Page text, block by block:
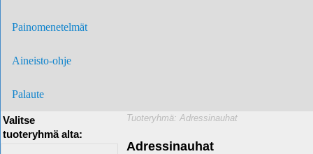
Painomenetelmät
Aineisto-ohje
Palaute
Valitse
tuoteryhmä alta:
Tuoteryhmä: Adressinauhat
Adressinauhat